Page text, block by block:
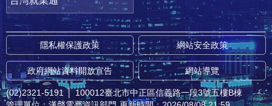
隱私權保護政策 網站安全政策
政府網站資料開放宣告 網站導覽
(02)2321-5191 │ 100012臺北市中正區信義路一段3號五樓B棟